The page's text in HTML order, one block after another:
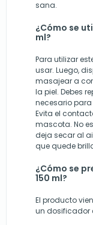
sana.
¿Cómo se
ml?
Para utilizar
usar. Luego,
masajear a
la piel. Debes
necesario
Evita el
mascota. No
deja secar al
que quede
¿Cómo se
150 ml?
El producto
un dosificador